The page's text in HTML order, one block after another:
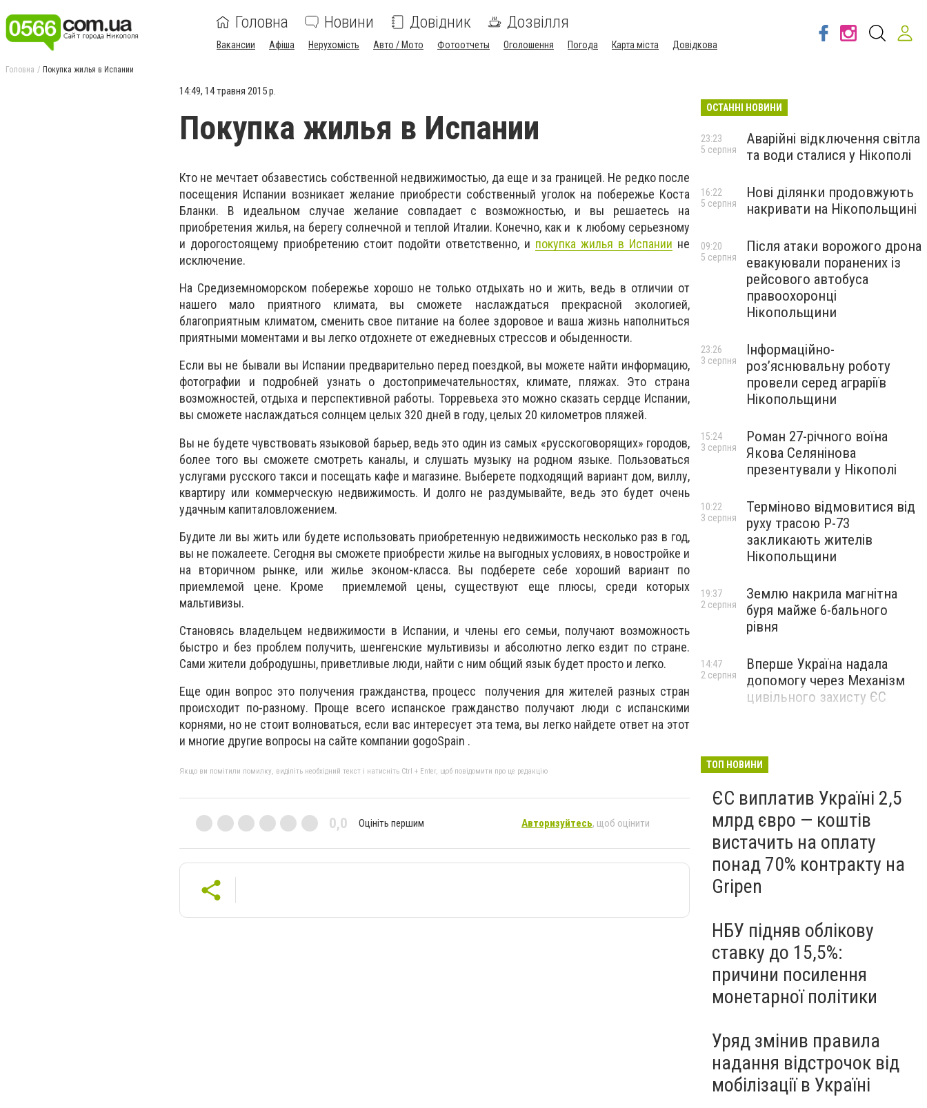
Головна Новини Довідник Дозвілля
Вакансии Афіша Нерухомість Авто / Мото Фотоотчеты Оголошення Погода Карта міста Довідкова
Головна Покупка жилья в Испании
14:49, 14 травня 2015 р.
Покупка жилья в Испании
Кто не мечтает обзавестись собственной недвижимостью, да еще и за границей. Не редко после
посещения Испании возникает желание приобрести собственный уголок на побережье Коста
Бланки. В идеальном случае желание совпадает с возможностью, и вы решаетесь на
приобретения жилья, на берегу солнечной и теплой Италии. Конечно, как и к любому серьезному
и дорогостоящему приобретению стоит подойти ответственно, и покупка жилья в Испании не
исключение.
На Средиземноморском побережье хорошо не только отдыхать но и жить, ведь в отличии от
нашего мало приятного климата, вы сможете наслаждаться прекрасной экологией,
благоприятным климатом, сменить свое питание на более здоровое и ваша жизнь наполниться
приятными моментами и вы легко отдохнете от ежедневных стрессов и обыденности.
Если вы не бывали вы Испании предварительно перед поездкой, вы можете найти информацию,
фотографии и подробней узнать о достопримечательностях, климате, пляжах. Это страна
возможностей, отдыха и перспективной работы. Торревьеха это можно сказать сердце Испании,
вы сможете наслаждаться солнцем целых 320 дней в году, целых 20 километров пляжей.
Вы не будете чувствовать языковой барьер, ведь это один из самых «русскоговорящих» городов,
более того вы сможете смотреть каналы, и слушать музыку на родном языке. Пользоваться
услугами русского такси и посещать кафе и магазине. Выберете подходящий вариант дом, виллу,
квартиру или коммерческую недвижимость. И долго не раздумывайте, ведь это будет очень
удачным капиталовложением.
Будите ли вы жить или будете использовать приобретенную недвижимость несколько раз в год,
вы не пожалеете. Сегодня вы сможете приобрести жилье на выгодных условиях, в новостройке и
на вторичном рынке, или жилье эконом-класса. Вы подберете себе хороший вариант по
приемлемой цене. Кроме приемлемой цены, существуют еще плюсы, среди которых
мальтивизы.
Становясь владельцем недвижимости в Испании, и члены его семьи, получают возможность
быстро и без проблем получить, шенгенские мультивизы и абсолютно легко ездит по стране.
Сами жители добродушны, приветливые люди, найти с ним общий язык будет просто и легко.
Еще один вопрос это получения гражданства, процесс получения для жителей разных стран
происходит по-разному. Проще всего испанское гражданство получают люди с испанскими
корнями, но не стоит волноваться, если вас интересует эта тема, вы легко найдете ответ на этот
и многие другие вопросы на сайте компании gogoSpain .
Якщо ви помітили помилку, виділіть необхідний текст і натисніть Ctrl + Enter, щоб повідомити про це редакцію
0,0 Оцініть першим Авторизуйтесь, щоб оцінити
ОСТАННІ НОВИНИ
Аварійні відключення світла
та води сталися у Нікополі
23:23
5 серпня
Нові ділянки продовжують
накривати на Нікопольщині
16:22
5 серпня
Після атаки ворожого дрона
евакуювали поранених із
рейсового автобуса
правоохоронці
Нікопольщини
09:20
5 серпня
Інформаційно-
роз’яснювальну роботу
провели серед аграріїв
Нікопольщини
23:26
3 серпня
Роман 27-річного воїна
Якова Селянінова
презентували у Нікополі
15:24
3 серпня
Терміново відмовитися від
руху трасою Р-73
закликають жителів
Нікопольщини
10:22
3 серпня
Землю накрила магнітна
буря майже 6-бального
рівня
19:37
2 серпня
Вперше Україна надала
допомогу через Механізм
цивільного захисту ЄС
14:47
2 серпня
ТОП НОВИНИ
ЄС виплатив Україні 2,5
млрд євро — коштів
вистачить на оплату
понад 70% контракту на
Gripen
НБУ підняв облікову
ставку до 15,5%:
причини посилення
монетарної політики
Уряд змінив правила
надання відстрочок від
мобілізації в Україні